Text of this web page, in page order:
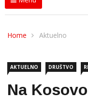
Home Aktuelno
AKTUELNO DRUŠTVO
Na